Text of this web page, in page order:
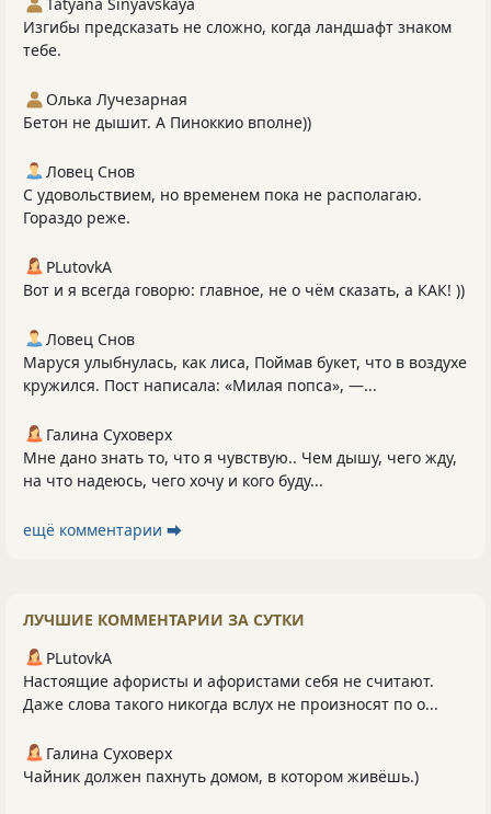
Изгибы предсказать не сложно, когда ландшафт знаком
тебе.
Олька Лучезарная
Бетон не дышит. А Пиноккио вполне))
Ловец Снов
С удовольствием, но временем пока не располагаю.
Гораздо реже.
PLutоvkА
Вот и я всегда говорю: главное, не о чём сказать, а КАК! ))
Ловец Снов
Маруся улыбнулась, как лиса, Поймав букет, что в воздухе
кружился. Пост написала: «Милая попса», —...
Галина Суховерх
Мне дано знать то, что я чувствую.. Чем дышу, чего жду,
на что надеюсь, чего хочу и кого буду...
ещё комментарии ⮕
ЛУЧШИЕ КОММЕНТАРИИ ЗА СУТКИ
PLutоvkА
Настоящие афористы и афористами себя не считают.
Даже слова такого никогда вслух не произносят по о...
Галина Суховерх
Чайник должен пахнуть домом, в котором живёшь.)